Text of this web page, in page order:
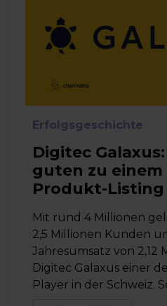
Erfolgsgeschichte
Digitec
guten zu
Produkt-Listing
Mit rund 4 Millionen
2,5 Millionen Kunden
Jahresumsatz von 2,12
Digitec Galaxus einer
Player in der Schweiz.